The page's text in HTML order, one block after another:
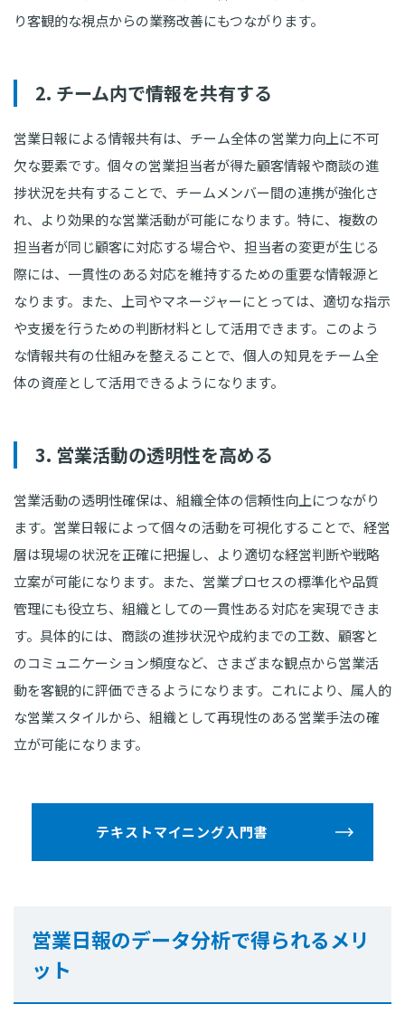
り客観的な視点からの業務改善にもつながります。
2. チーム内で情報を共有する
営業日報による情報共有は、チーム全体の営業力向上に不可
欠な要素です。個々の営業担当者が得た顧客情報や商談の進
捗状況を共有することで、チームメンバー間の連携が強化さ
れ、より効果的な営業活動が可能になります。特に、複数の
担当者が同じ顧客に対応する場合や、担当者の変更が生じる
際には、一貫性のある対応を維持するための重要な情報源と
なります。また、上司やマネージャーにとっては、適切な指示
や支援を行うための判断材料として活用できます。このよう
な情報共有の仕組みを整えることで、個人の知見をチーム全
体の資産として活用できるようになります。
3. 営業活動の透明性を高める
営業活動の透明性確保は、組織全体の信頼性向上につながり
ます。営業日報によって個々の活動を可視化することで、経営
層は現場の状況を正確に把握し、より適切な経営判断や戦略
立案が可能になります。また、営業プロセスの標準化や品質
管理にも役立ち、組織としての一貫性ある対応を実現できま
す。具体的には、商談の進捗状況や成約までの工数、顧客と
のコミュニケーション頻度など、さまざまな観点から営業活
動を客観的に評価できるようになります。これにより、属人的
な営業スタイルから、組織として再現性のある営業手法の確
立が可能になります。
テキストマイニング入門書
営業日報のデータ分析で得られるメリ
ット